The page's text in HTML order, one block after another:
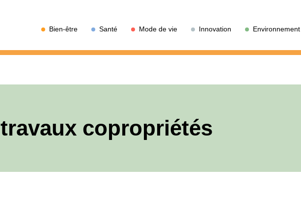
Bien-être Santé Mode de vie Innovation Environnement
travaux copropriétés